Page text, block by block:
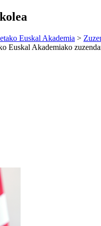
Euskal Akademia >
Euskal Akademiako